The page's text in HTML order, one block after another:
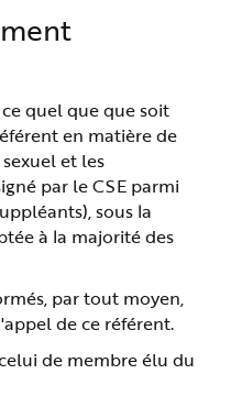
quel que que soit
en matière de
et les
par le CSE parmi
sous la
à la majorité des
par tout moyen,
de ce référent.
de membre élu du